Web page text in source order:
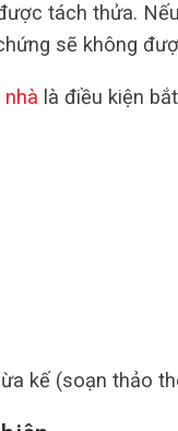
tách thửa.
sẽ không
là điều kiện
kế (soạn thảo